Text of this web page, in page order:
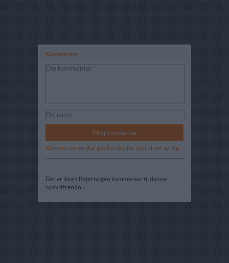
Komentarer
Kommentaren skal godkendes før den bliver synlig
Der er ikke tilføjet nogen kommentar til denne
opskrift endnu